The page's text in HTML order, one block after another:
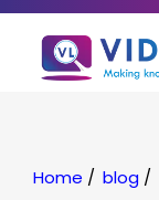
Home / blog /